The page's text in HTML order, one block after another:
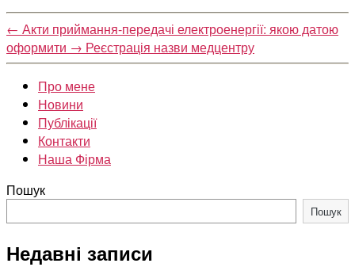
← Акти приймання-передачі електроенергії: якою датою
оформити → Реєстрація назви медцентру
Про мене
Новини
Публікації
Контакти
Наша Фірма
Пошук
Пошук
Недавні записи